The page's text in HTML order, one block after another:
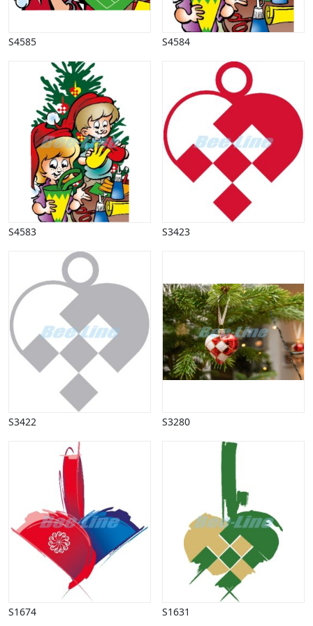
Påske
Piktogrammer
Politik, arbejdsmarked
Restauration, hotel
Scenarier
Skibe, både, søfart
Sommer
Spil
Sport
Spots
Stjernetegn, astrologi
Sundhed, sygdom
Uddannelse
Udsalg og andre begreber
Underholdning, kultur
S4585 S4584
S4583 S3423
S3422 S3280
S1674 S1631